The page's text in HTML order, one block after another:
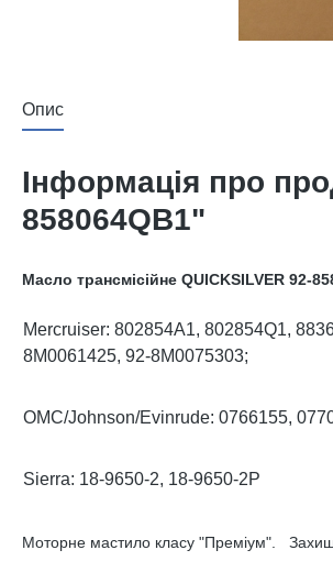
Опис
Інформація про
858064QB1"
Масло трансмісійне QUICKSILVER 92-
Mercruiser: 802854A1, 802854Q1,
8M0061425, 92-8M0075303;
OMC/Johnson/Evinrude: 0766155,
Sierra: 18-9650-2, 18-9650-2P
Моторне мастило класу "Преміум".